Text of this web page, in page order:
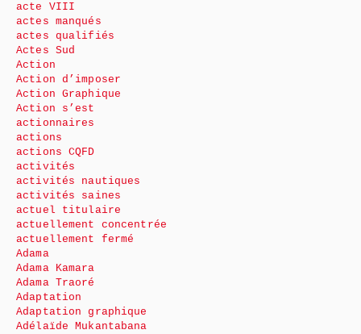
acte VIII
actes manqués
actes qualifiés
Actes Sud
Action
Action d’imposer
Action Graphique
Action s’est
actionnaires
actions
actions CQFD
activités
activités nautiques
activités saines
actuel titulaire
actuellement concentrée
actuellement fermé
Adama
Adama Kamara
Adama Traoré
Adaptation
Adaptation graphique
Adélaïde Mukantabana